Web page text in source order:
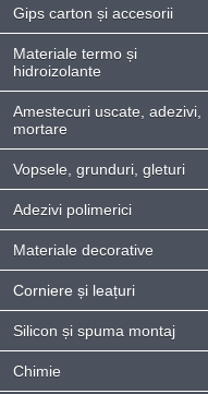
Gips carton și accesorii
Materiale termo și
hidroizolante
Amestecuri uscate, adezivi,
mortare
Vopsele, grunduri, gleturi
Adezivi polimerici
Materiale decorative
Corniere și leațuri
Silicon și spuma montaj
Chimie